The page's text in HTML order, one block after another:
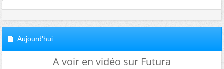
Aujourd'hui
A voir en vidéo sur Futura